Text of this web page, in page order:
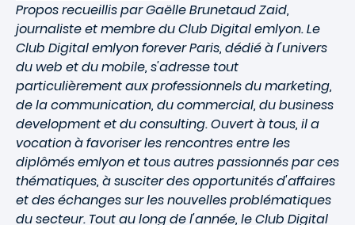
Propos recueillis par Gaëlle Brunetaud Zaid,
journaliste et membre du Club Digital emlyon. Le
Club Digital emlyon forever Paris, dédié à l'univers
du web et du mobile, s'adresse tout
particulièrement aux professionnels du marketing,
de la communication, du commercial, du business
development et du consulting. Ouvert à tous, il a
vocation à favoriser les rencontres entre les
diplômés emlyon et tous autres passionnés par ces
thématiques, à susciter des opportunités d'affaires
et des échanges sur les nouvelles problématiques
du secteur. Tout au long de l'année, le Club Digital